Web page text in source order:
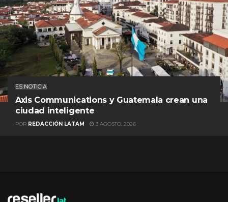
ES NOTICIA
Axis Communications y Guatemala crean una
ciudad inteligente
POR REDACCIÓN LATAM 3 AGOSTO, 2026